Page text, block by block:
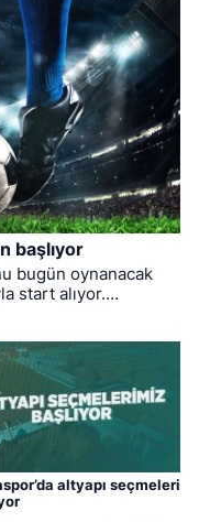
başlıyor
bugün oynanacak
start alıyor.
altyapı seçmeleri